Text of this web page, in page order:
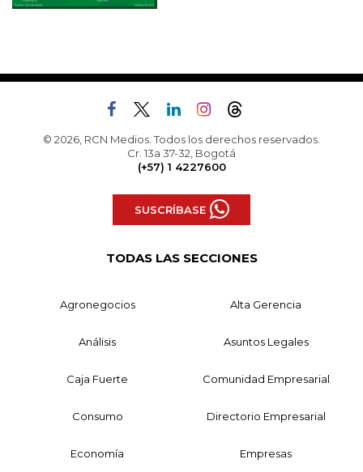
© 2026, RCN Medios. Todos los derechos reservados.
Cr. 13a 37-32, Bogotá
(+57) 1 4227600
SUSCRÍBASE
TODAS LAS SECCIONES
Agronegocios Alta Gerencia
Análisis Asuntos Legales
Caja Fuerte Comunidad Empresarial
Consumo Directorio Empresarial
Economía Empresas